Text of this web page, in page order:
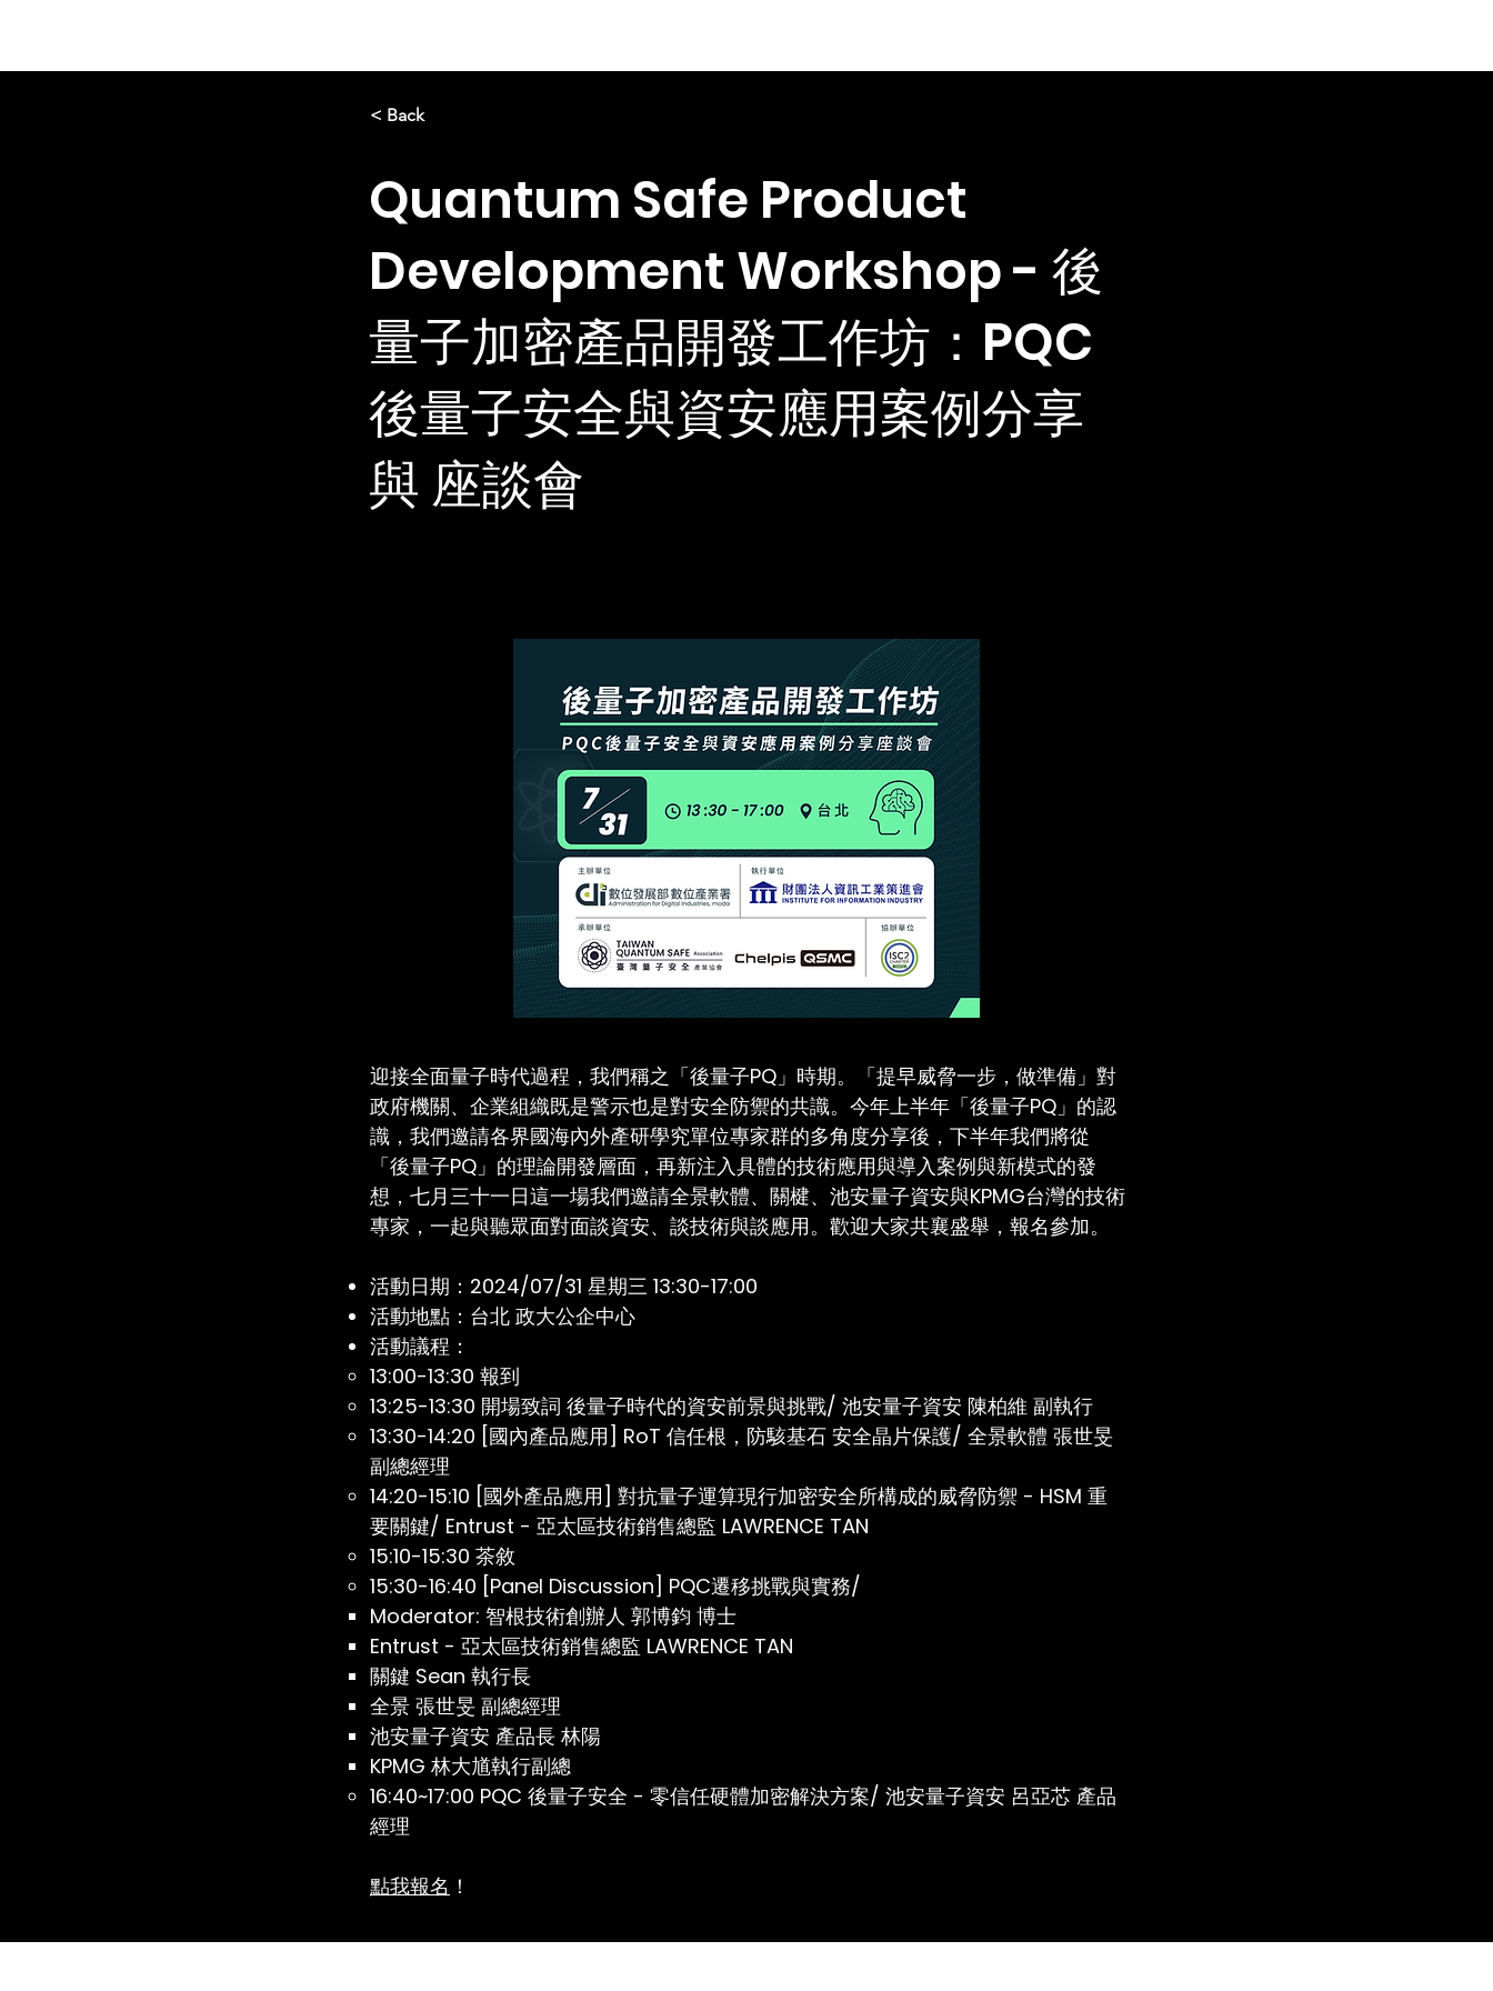
< Back
Quantum Safe Product
Development Workshop - 後
量子加密產品開發工作坊：PQC
後量子安全與資安應用案例分享
與 座談會
迎接全面量子時代過程，我們稱之「後量子PQ」時期。「提早威脅一步，做準備」對
政府機關、企業組織既是警示也是對安全防禦的共識。今年上半年「後量子PQ」的認
識，我們邀請各界國海內外產研學究單位專家群的多角度分享後，下半年我們將從
「後量子PQ」的理論開發層面，再新注入具體的技術應用與導入案例與新模式的發
想，七月三十一日這一場我們邀請全景軟體、關楗、池安量子資安與KPMG台灣的技術
專家，一起與聽眾面對面談資安、談技術與談應用。歡迎大家共襄盛舉，報名參加。
活動日期：2024/07/31 星期三 13:30-17:00
活動地點：台北 政大公企中心
活動議程：
13:00-13:30 報到
13:25-13:30 開場致詞 後量子時代的資安前景與挑戰/ 池安量子資安 陳柏維 副執行
13:30-14:20 [國內產品應用] RoT 信任根，防駭基石 安全晶片保護/ 全景軟體 張世旻
副總經理
14:20-15:10 [國外產品應用] 對抗量子運算現行加密安全所構成的威脅防禦 - HSM 重
要關鍵/ Entrust - 亞太區技術銷售總監 LAWRENCE TAN
15:10-15:30 茶敘
15:30-16:40 [Panel Discussion] PQC遷移挑戰與實務/
Moderator: 智根技術創辦人 郭博鈞 博士
Entrust - 亞太區技術銷售總監 LAWRENCE TAN
關鍵 Sean 執行長
全景 張世旻 副總經理
池安量子資安 產品長 林陽
KPMG 林大馗執行副總
16:40~17:00 PQC 後量子安全 - 零信任硬體加密解決方案/ 池安量子資安 呂亞芯 產品
經理
點我報名 ！